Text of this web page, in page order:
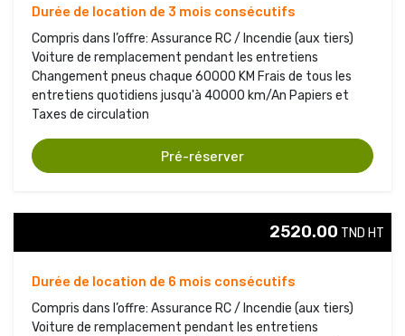
Durée de location de 3 mois consécutifs
Compris dans l’offre: Assurance RC / Incendie (aux tiers)
Voiture de remplacement pendant les entretiens
Changement pneus chaque 60000 KM Frais de tous les
entretiens quotidiens jusqu'à 40000 km/An Papiers et
Taxes de circulation
Pré-réserver
2520.00 TND HT
Durée de location de 6 mois consécutifs
Compris dans l’offre: Assurance RC / Incendie (aux tiers)
Voiture de remplacement pendant les entretiens